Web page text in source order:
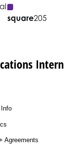
square205
Intern
Agreements